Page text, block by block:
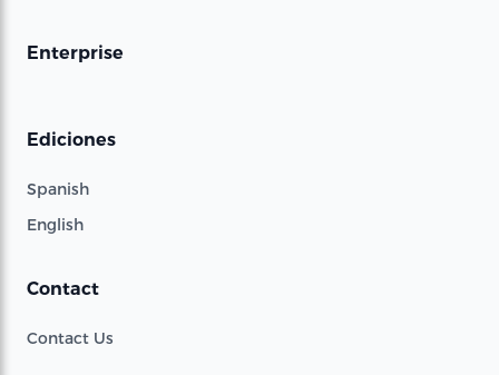
Enterprise
Ediciones
Spanish
English
Contact
Contact Us